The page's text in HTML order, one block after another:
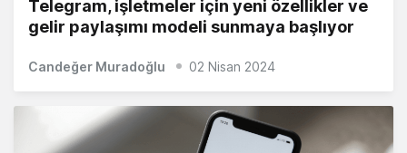
Telegram, işletmeler için yeni özellikler ve
gelir paylaşımı modeli sunmaya başlıyor
Candeğer Muradoğlu 02 Nisan 2024